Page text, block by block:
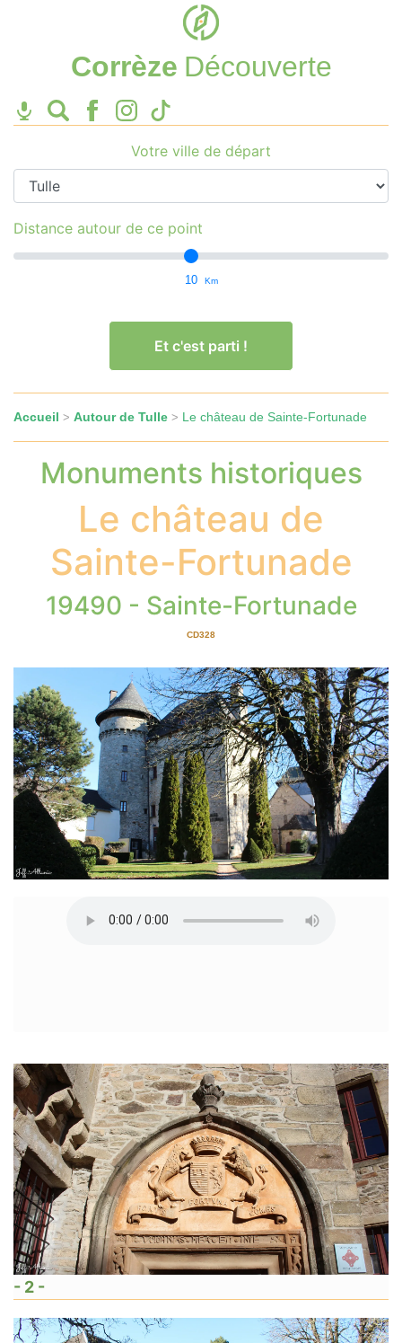
Corrèze Découverte
Votre ville de départ
Distance autour de ce point
10 Km
Et c'est parti !
Accueil > Autour de Tulle > Le château de Sainte-Fortunade
Monuments historiques
Le château de
Sainte-Fortunade
19490 - Sainte-Fortunade
CD328
- 2 -